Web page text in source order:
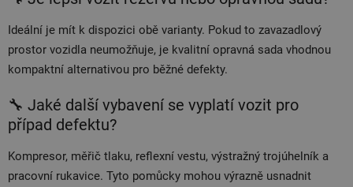
Ideální je mít k dispozici obě varianty. Pokud to zavazadlový
prostor vozidla neumožňuje, je kvalitní opravná sada vhodnou
kompaktní alternativou pro běžné defekty.
🔧 Jaké další vybavení se vyplatí vozit pro
případ defektu?
Kompresor, měřič tlaku, reflexní vestu, výstražný trojúhelník a
pracovní rukavice. Tyto pomůcky mohou výrazně usnadnit